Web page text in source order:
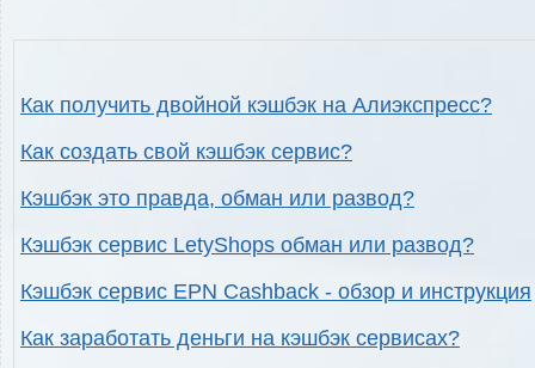
Как получить двойной кэшбэк на Алиэкспресс?
Как создать свой кэшбэк сервис?
Кэшбэк это правда, обман или развод?
Кэшбэк сервис LetyShops обман или развод?
Кэшбэк сервис EPN Cashback - обзор и инструкция
Как заработать деньги на кэшбэк сервисах?